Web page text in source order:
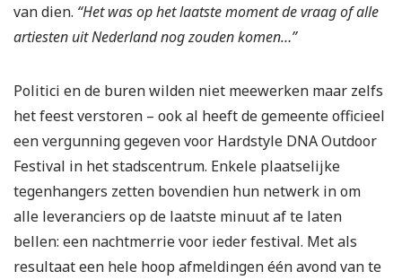
van dien. “Het was op het laatste moment de vraag of alle
artiesten uit Nederland nog zouden komen…”
Politici en de buren wilden niet meewerken maar zelfs
het feest verstoren – ook al heeft de gemeente officieel
een vergunning gegeven voor Hardstyle DNA Outdoor
Festival in het stadscentrum. Enkele plaatselijke
tegenhangers zetten bovendien hun netwerk in om
alle leveranciers op de laatste minuut af te laten
bellen: een nachtmerrie voor ieder festival. Met als
resultaat een hele hoop afmeldingen één avond van te